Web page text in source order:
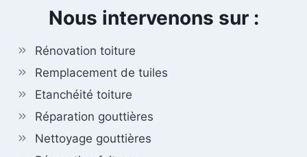
Nous intervenons sur :
Rénovation toiture
Remplacement de tuiles
Etanchéité toiture
Réparation gouttières
Nettoyage gouttières